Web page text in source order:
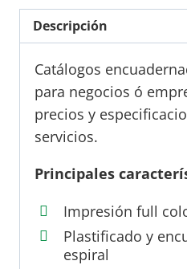
Descripción
Catálogos
para negocios ó
precios y
servicios.
Principales
Impresión full
Plastificado y
espiral